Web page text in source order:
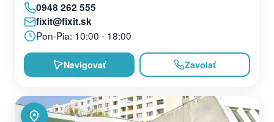
0948 262 555
fixit@fixit.sk
Pon-Pia: 10:00 - 18:00
Navigovať Zavolať